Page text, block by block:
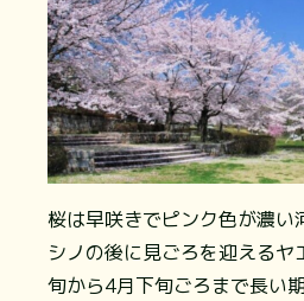
桜は早咲きでピンク色が濃い
シノの後に見ごろを迎える
旬から4月下旬ごろまで長い